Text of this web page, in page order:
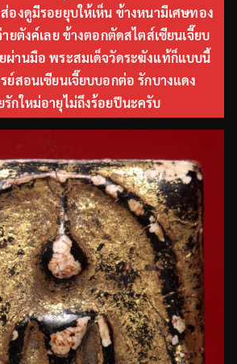
งดูมีรอยยุบให้เห็น ข้างหนามีเศษทอง
ายตังค์เลย ข้างตอกตัดสไตส์เซียนเจี๊ยบ
ผ่านมือ พระสมเด็จวัดระฆังแท้ก็แบบนี้
ย์สอนเซียนเจี๊ยบบอกต่อ รักบางแดง
รักใหม่อายุไม่ถึงร้อยปีนะครับ